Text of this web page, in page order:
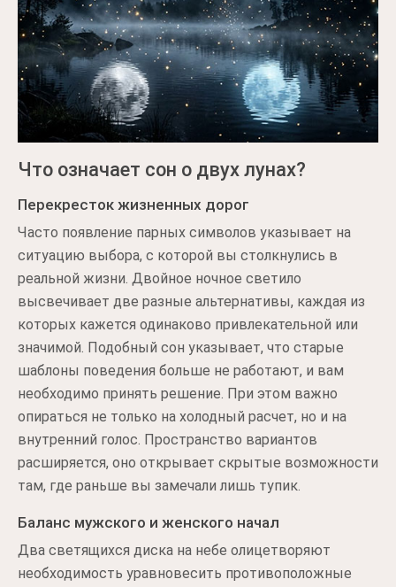
Что означает сон о двух лунах?
Перекресток жизненных дорог
Часто появление парных символов указывает на
ситуацию выбора, с которой вы столкнулись в
реальной жизни. Двойное ночное светило
высвечивает две разные альтернативы, каждая из
которых кажется одинаково привлекательной или
значимой. Подобный сон указывает, что старые
шаблоны поведения больше не работают, и вам
необходимо принять решение. При этом важно
опираться не только на холодный расчет, но и на
внутренний голос. Пространство вариантов
расширяется, оно открывает скрытые возможности
там, где раньше вы замечали лишь тупик.
Баланс мужского и женского начал
Два светящихся диска на небе олицетворяют
необходимость уравновесить противоположные